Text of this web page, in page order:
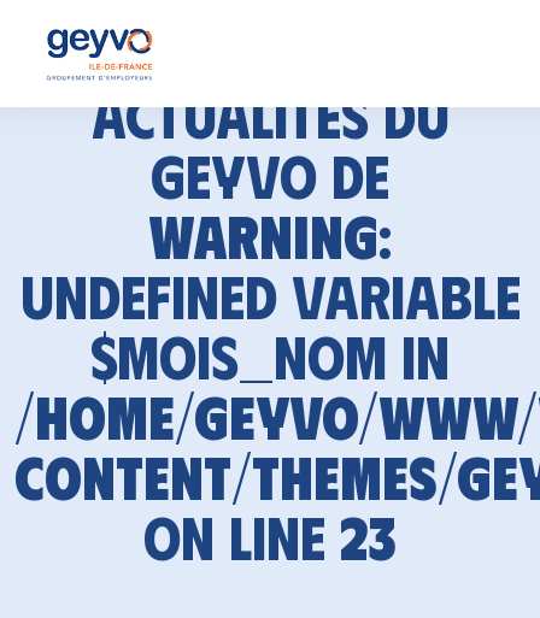
Actualités du
GEYVO de
Warning:
Undefined variable
$mois_nom in
/home/geyvo/
content/themes/
on line 23